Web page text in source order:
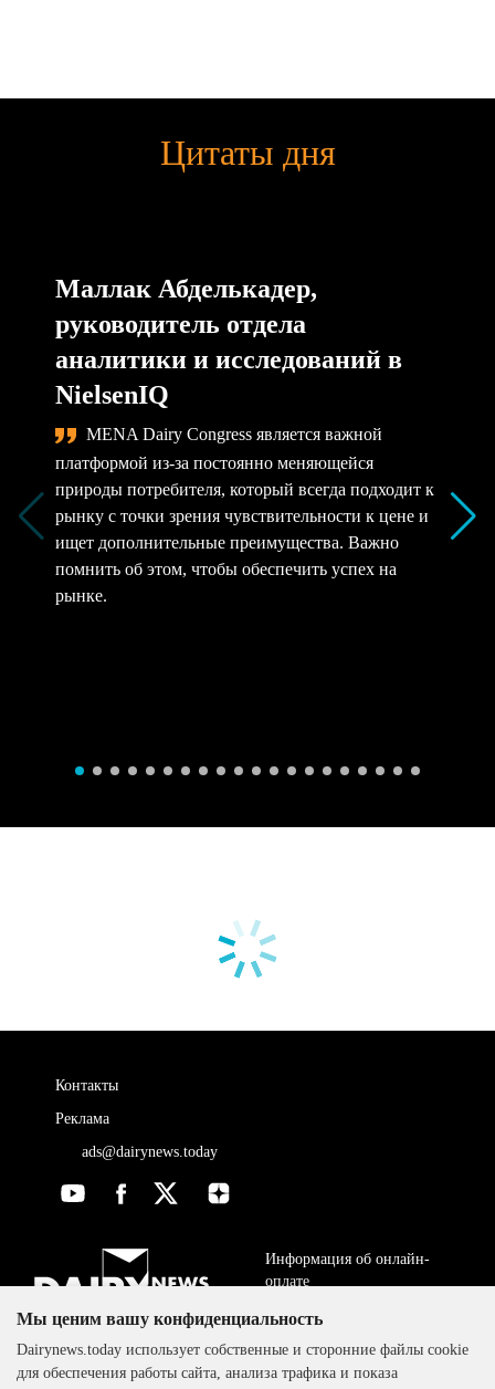
Цитаты дня
Маллак Абделькадер,
руководитель отдела
аналитики и исследований в
NielsenIQ
MENA Dairy Congress является важной
платформой из-за постоянно меняющейся
природы потребителя, который всегда подходит к
рынку с точки зрения чувствительности к цене и
ищет дополнительные преимущества. Важно
помнить об этом, чтобы обеспечить успех на
рынке.
Контакты
Реклама
ads@dairynews.today
The DairyNews, все права
защищены, 2000-2024
Информация об онлайн-
оплате
ДОГОВОР-ОФЕРТА
Политика
конфиденциальности
Мы ценим вашу конфиденциальность
Dairynews.today использует собственные и сторонние файлы cookie
для обеспечения работы сайта, анализа трафика и показа